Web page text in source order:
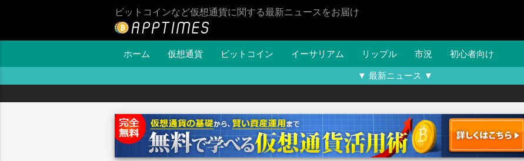
ビットコインなど仮想通貨に関する最新ニュースをお届け
ホーム 仮想通貨 ビットコイン イーサリアム リップル 市況 初心者向け
▼ 最新ニュース ▼